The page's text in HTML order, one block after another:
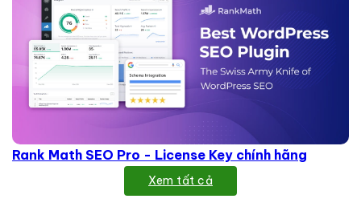
Rank Math SEO Pro - License Key chính hãng
Xem tất cả